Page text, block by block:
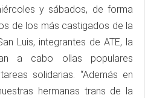
y sábados, de forma
de los más castigados de la
Luis, integrantes de ATE, la
a cabo ollas populares
solidarias. “Además en
hermanas trans de la